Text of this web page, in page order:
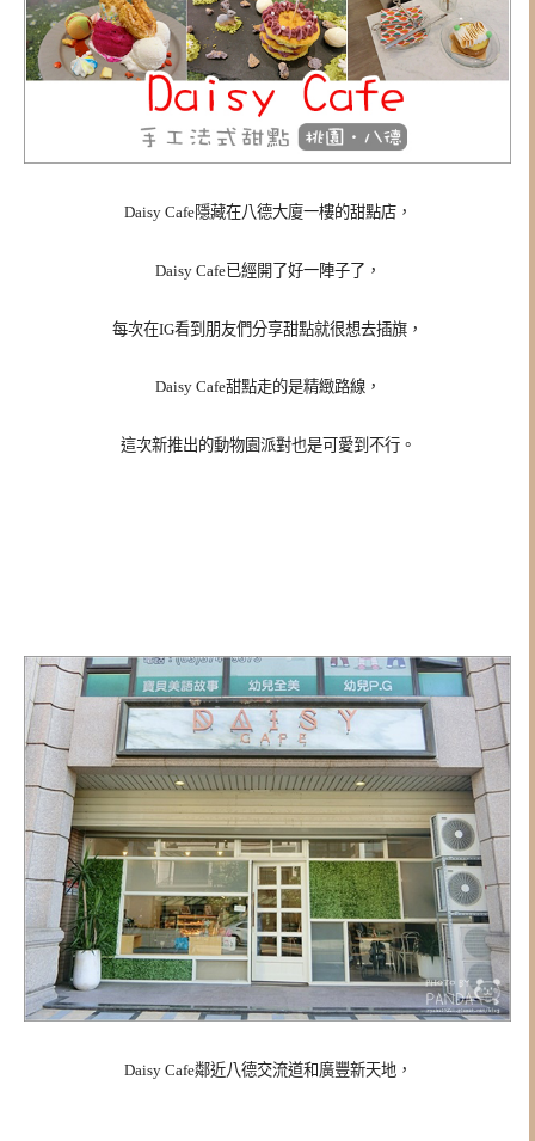
Daisy Cafe隱藏在八德大廈一樓的甜點店，
Daisy Cafe已經開了好一陣子了，
每次在IG看到朋友們分享甜點就很想去插旗，
Daisy Cafe甜點走的是精緻路線，
這次新推出的動物園派對也是可愛到不行。
Daisy Cafe鄰近八德交流道和廣豐新天地，